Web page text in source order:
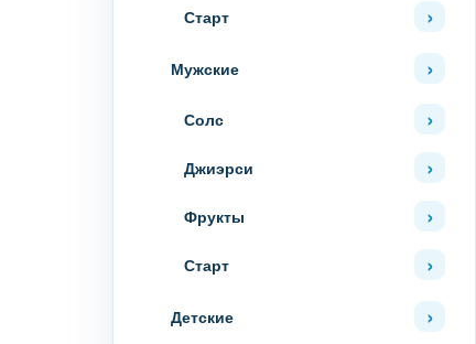
Старт
Мужские
Солс
Джиэрси
Фрукты
Старт
Детские